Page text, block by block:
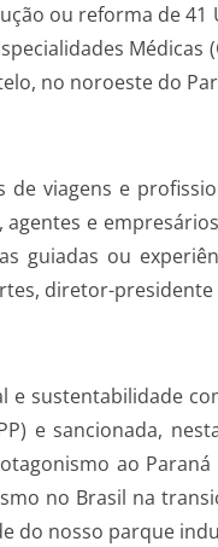
ou reforma de
Médicas
no noroeste do
viagens e
agentes e
guiadas ou
diretor-presidente
sustentabilidade
e sancionada,
ao
no Brasil na
nosso parque